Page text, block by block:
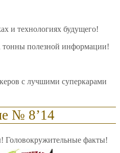
и технологиях будущего!
тонны полезной информации!
с лучшими суперкарами
№ 8’14
Головокружительные факты!